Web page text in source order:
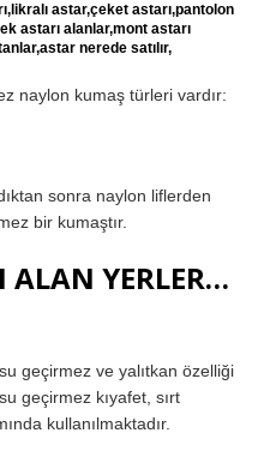
astar,çeket astarı,pantolon
astarı alanlar,mont astarı
nerede satılır,
naylon kumaş türleri vardır:
sonra naylon liflerden
bir kumaştır.
ALAN YERLER…
geçirmez ve yalıtkan özelliği
geçirmez kıyafet, sırt
kullanılmaktadır.